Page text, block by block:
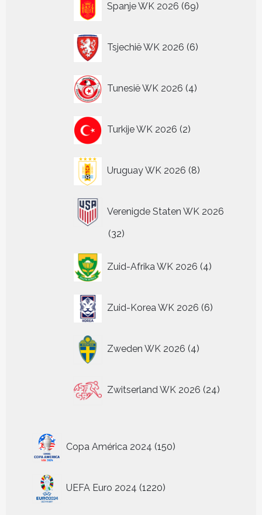
Spanje WK 2026 69
producten
Tsjechië WK 2026 6
producten
Tunesië WK 2026 4
producten
Turkije WK 2026 2
producten
Uruguay WK 2026 8
producten
Verenigde Staten WK 2026
3232
Zuid-Afrika WK 2026 4
producten
Zuid-Korea WK 2026 6
producten
Zweden WK 2026 4
producten
Zwitserland WK 2026 24
producten
Copa América 2024 150
producten
UEFA Euro 2024 1220
producten